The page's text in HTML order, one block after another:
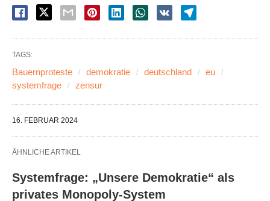
TAGS:
Bauernproteste demokratie deutschland
eu
systemfrage
zensur
16. FEBRUAR 2024
ÄHNLICHE ARTIKEL
Systemfrage: „Unsere Demokratie“ als
privates Monopoly-System